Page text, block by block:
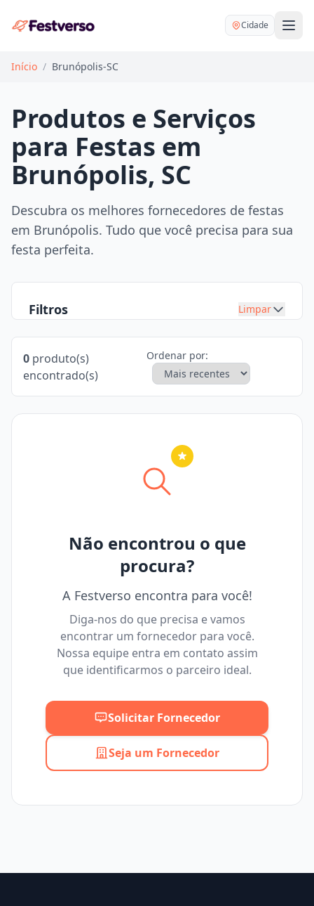
Cidade
Balões delivery
Decoração personalizada
Pegue e Monte
Festa na mesa
Mesas e cadeiras
Bartender
Buffet
DJ
Início / Brunópolis-SC
Produtos e Serviços
para Festas em
Brunópolis, SC
Descubra os melhores fornecedores de festas
em Brunópolis. Tudo que você precisa para sua
festa perfeita.
Filtros Limpar
Máximo
0 produto(s)
encontrado(s)
Ordenar por:
Não encontrou o que
procura?
A Festverso encontra para você!
Diga-nos do que precisa e vamos
encontrar um fornecedor para você.
Nossa equipe entra em contato assim
que identificarmos o parceiro ideal.
Solicitar Fornecedor
Seja um Fornecedor